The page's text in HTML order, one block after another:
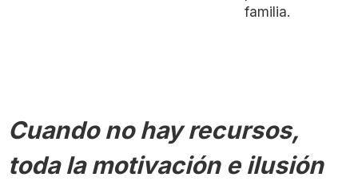
familia.
Cuando no hay recursos,
toda la motivación e ilusión